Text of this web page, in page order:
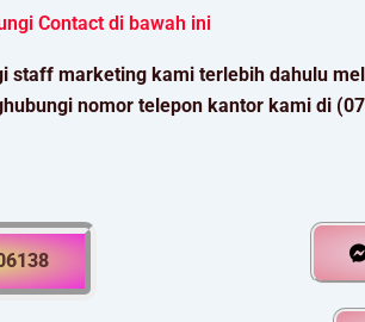
Contact di bawah ini
marketing kami terlebih dahulu
nomor telepon kantor kami di